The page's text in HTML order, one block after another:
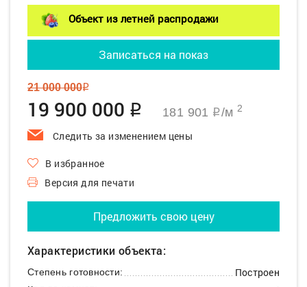
Объект из летней распродажи
Записаться на показ
21 000 000q
19 900 000 q 181 901 q/м 2
Следить за изменением цены
В избранное
Версия для печати
Предложить свою цену
Характеристики объекта:
Степень готовности: Построен